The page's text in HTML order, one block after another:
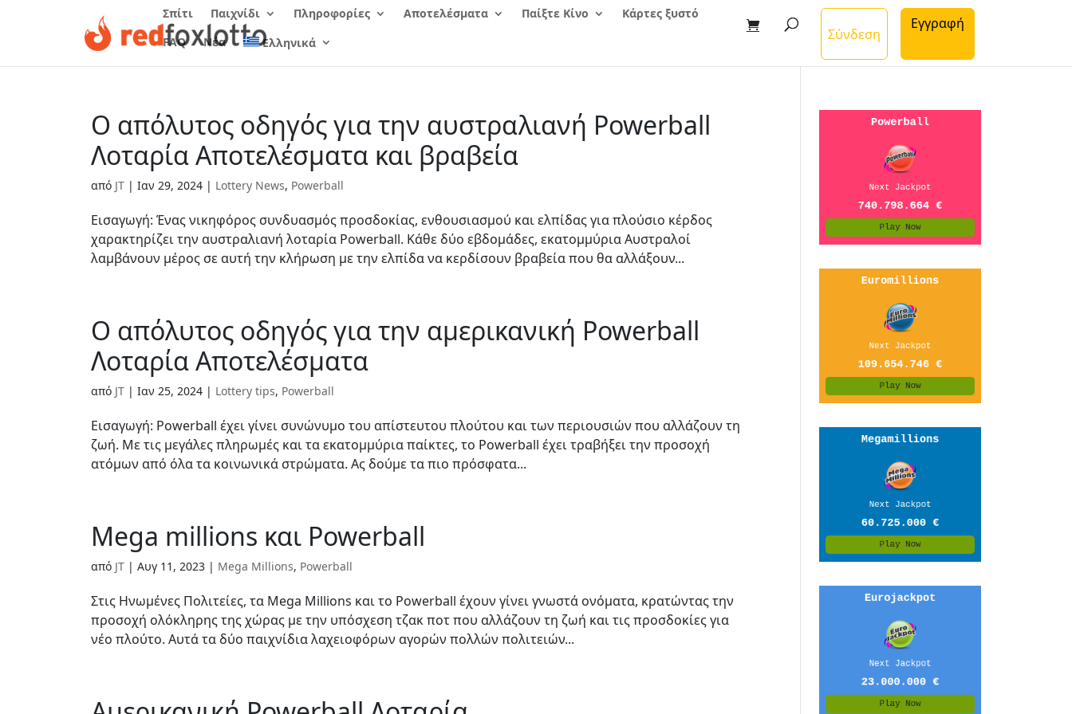
Σπίτι Παιχνίδι Πληροφορίες Αποτελέσματα Παίξτε Κίνο
Κάρτες ξυστό
FAQ
Νέα Ελληνικά
Σύνδεση
Εγγραφή
Ο απόλυτος οδηγός για την αυστραλιανή Powerball
Λοταρία Αποτελέσματα και βραβεία
από JT | Ιαν 29, 2024 | Lottery News, Powerball
Εισαγωγή: Ένας νικηφόρος συνδυασμός προσδοκίας, ενθουσιασμού και ελπίδας για πλούσιο κέρδος
χαρακτηρίζει την αυστραλιανή λοταρία Powerball. Κάθε δύο εβδομάδες, εκατομμύρια Αυστραλοί
λαμβάνουν μέρος σε αυτή την κλήρωση με την ελπίδα να κερδίσουν βραβεία που θα αλλάξουν...
Ο απόλυτος οδηγός για την αμερικανική Powerball
Λοταρία Αποτελέσματα
από JT | Ιαν 25, 2024 | Lottery tips, Powerball
Εισαγωγή: Powerball έχει γίνει συνώνυμο του απίστευτου πλούτου και των περιουσιών που αλλάζουν τη
ζωή. Με τις μεγάλες πληρωμές και τα εκατομμύρια παίκτες, το Powerball έχει τραβήξει την προσοχή
ατόμων από όλα τα κοινωνικά στρώματα. Ας δούμε τα πιο πρόσφατα...
Mega millions και Powerball
από JT | Αυγ 11, 2023 | Mega Millions, Powerball
Στις Ηνωμένες Πολιτείες, τα Mega Millions και το Powerball έχουν γίνει γνωστά ονόματα, κρατώντας την
προσοχή ολόκληρης της χώρας με την υπόσχεση τζακ ποτ που αλλάζουν τη ζωή και τις προσδοκίες για
νέο πλούτο. Αυτά τα δύο παιχνίδια λαχειοφόρων αγορών πολλών πολιτειών...